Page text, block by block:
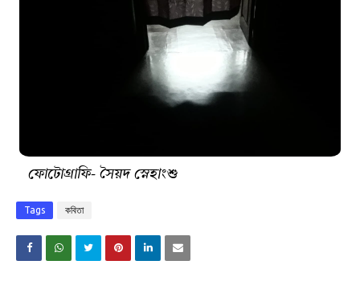
ফোটোগ্রাফি- সৈয়দ স্নেহাংশু
Tags কবিতা